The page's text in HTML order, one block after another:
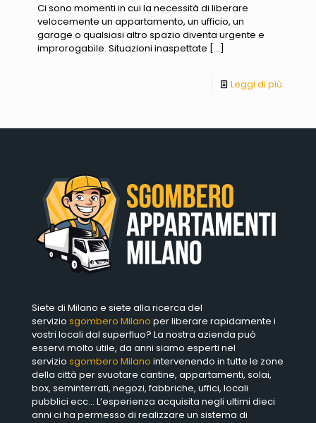
Ci sono momenti in cui la necessità di liberare
velocemente un appartamento, un ufficio, un
garage o qualsiasi altro spazio diventa urgente e
improrogabile. Situazioni inaspettate […]
Leggi di più
Siete di Milano e siete alla ricerca del
servizio sgombero Milano per liberare rapidamente i
vostri locali dal superfluo? La nostra azienda può
esservi molto utile, da anni siamo esperti nel
servizio sgombero Milano intervenendo in tutte le zone
della città per svuotare cantine, appartamenti, solai,
box, seminterrati, negozi, fabbriche, uffici, locali
pubblici ecc… L’esperienza acquisita negli ultimi dieci
anni ci ha permesso di realizzare un sistema di